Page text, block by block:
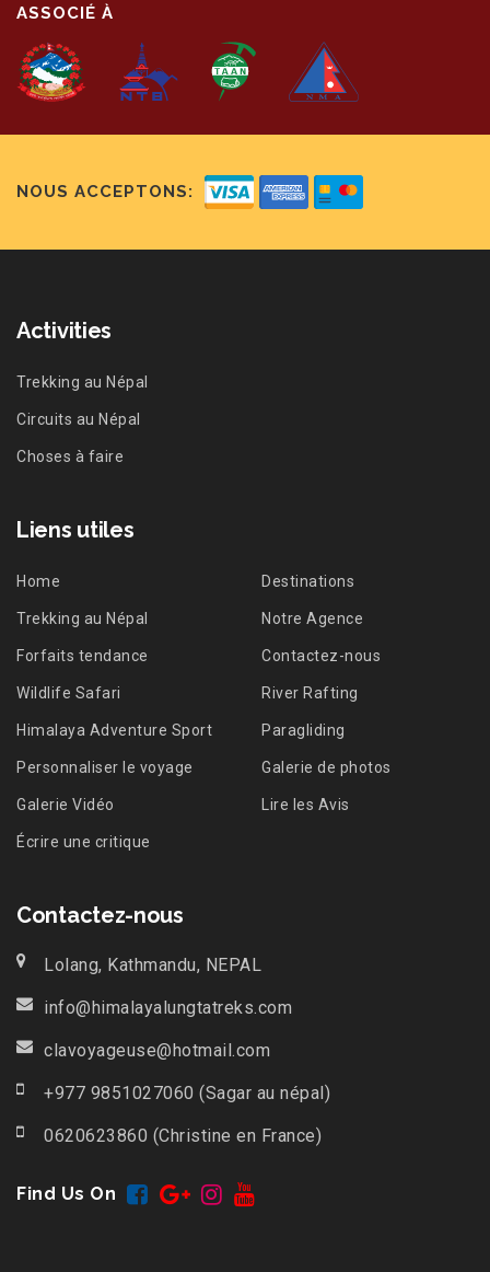
ASSOCIÉ À
NOUS ACCEPTONS:
Activities
Trekking au Népal
Circuits au Népal
Choses à faire
Liens utiles
Home Destinations
Trekking au Népal Notre Agence
Forfaits tendance Contactez-nous
Wildlife Safari River Rafting
Himalaya Adventure Sport Paragliding
Personnaliser le voyage Galerie de photos
Galerie Vidéo Lire les Avis
Écrire une critique
Contactez-nous
Lolang, Kathmandu, NEPAL
info@himalayalungtatreks.com
clavoyageuse@hotmail.com
+977 9851027060 (Sagar au népal)
0620623860 (Christine en France)
Find Us On